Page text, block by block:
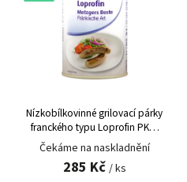
Nízkobílkovinné grilovací párky
franckého typu Loprofin PKU,
418 g (pevný podíl 222 g, 6 × 37
g)
Čekáme na naskladnění
285 Kč / ks